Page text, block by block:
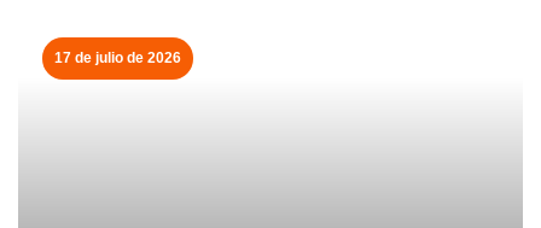
17 de julio de 2026